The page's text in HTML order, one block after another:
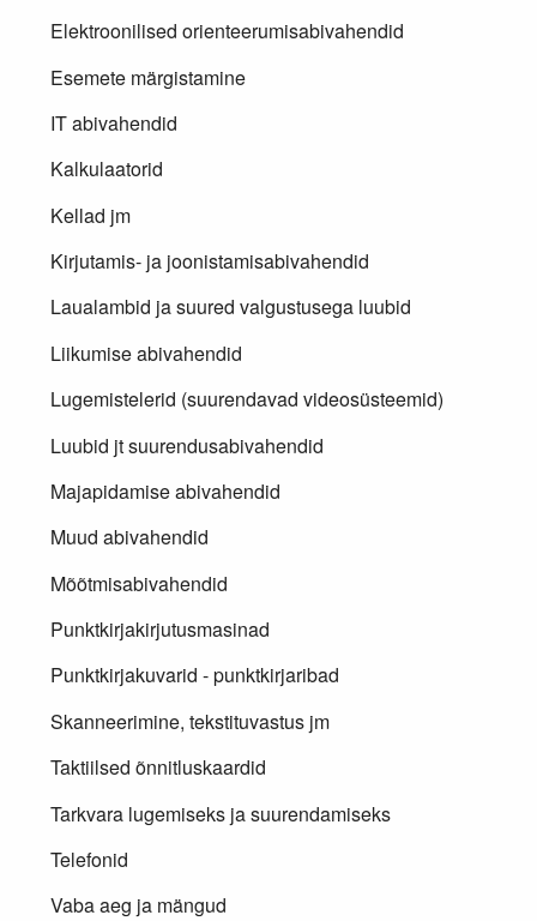
Elektroonilised orienteerumisabivahendid
Esemete märgistamine
IT abivahendid
Kalkulaatorid
Kellad jm
Kirjutamis- ja joonistamisabivahendid
Laualambid ja suured valgustusega luubid
Liikumise abivahendid
Lugemistelerid (suurendavad videosüsteemid)
Luubid jt suurendusabivahendid
Majapidamise abivahendid
Muud abivahendid
Mõõtmisabivahendid
Punktkirjakirjutusmasinad
Punktkirjakuvarid - punktkirjaribad
Skanneerimine, tekstituvastus jm
Taktiilsed õnnitluskaardid
Tarkvara lugemiseks ja suurendamiseks
Telefonid
Vaba aeg ja mängud